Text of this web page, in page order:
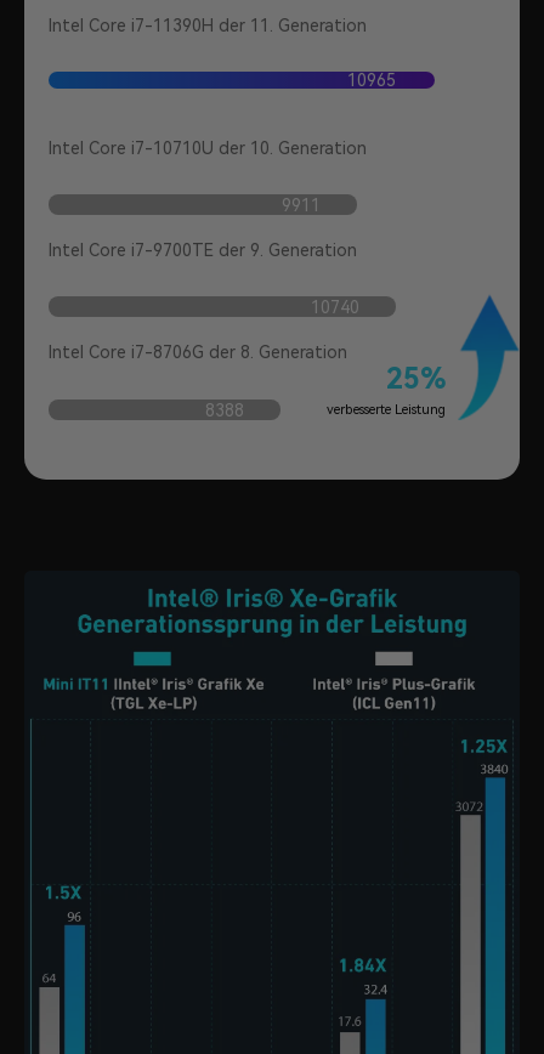
Intel Core i7-11390H der 11. Generation
10965
Intel Core i7-10710U der 10. Generation
9911
Intel Core i7-9700TE der 9. Generation
10740
Intel Core i7-8706G der 8. Generation
8388
25%
verbesserte Leistung